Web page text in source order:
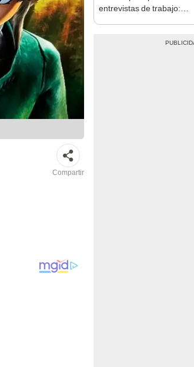
Compartir
entrevistas de trabajo: